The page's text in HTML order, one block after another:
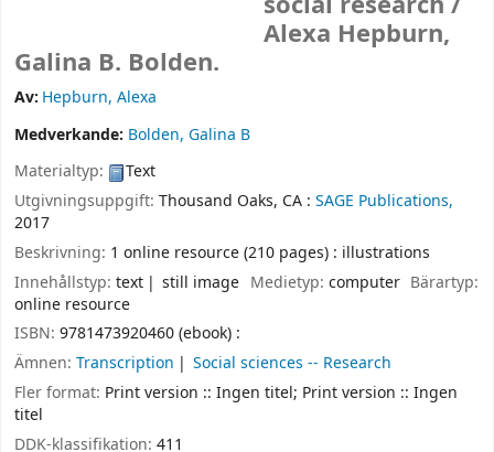
Alexa Hepburn,
Galina B. Bolden.
Av: Hepburn, Alexa
Medverkande: Bolden, Galina B
Materialtyp:
Text
Utgivningsuppgift: Thousand Oaks, CA : SAGE Publications,
2017
Beskrivning: 1 online resource (210 pages) : illustrations
Innehållstyp: text still image Medietyp: computer Bärartyp:
online resource
ISBN: 9781473920460 (ebook) :
Ämnen: Transcription
Social sciences -- Research
Fler format: Print version :: Ingen titel; Print version :: Ingen
titel
DDK-klassifikation: 411